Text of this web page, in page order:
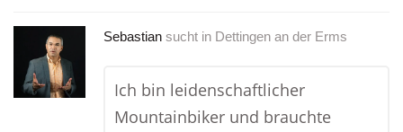
Sebastian sucht in Dettingen an der Erms
Ich bin leidenschaftlicher
Mountainbiker und brauchte